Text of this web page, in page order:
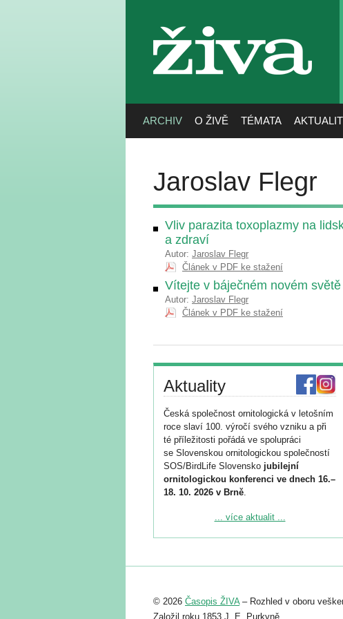
živa
ARCHIV O ŽIVĚ TÉMATA
Jaroslav Flegr
Vliv parazita toxoplazmy na
a zdraví
Autor: Jaroslav Flegr
Článek v PDF ke stažení
Vítejte v báječném novém
Autor: Jaroslav Flegr
Článek v PDF ke stažení
Aktuality
Česká společnost ornitologická v letošním
roce slaví 100. výročí svého vzniku a při
té příležitosti pořádá ve spolupráci
se Slovenskou ornitologickou společností
SOS/BirdLife Slovensko jubilejní
ornitologickou konferenci ve dnech 16.–
18. 10. 2026 v Brně.
Podrobnější informace ke konferenci
Registrovat se můžete do 6. září.
abstraktu přihlášené přednášky nebo
posteru je už 30. června.
... více aktualit ...
© 2026 Časopis ŽIVA– Rozhled v oboru
Založil roku 1853 J. E. Purkyně.